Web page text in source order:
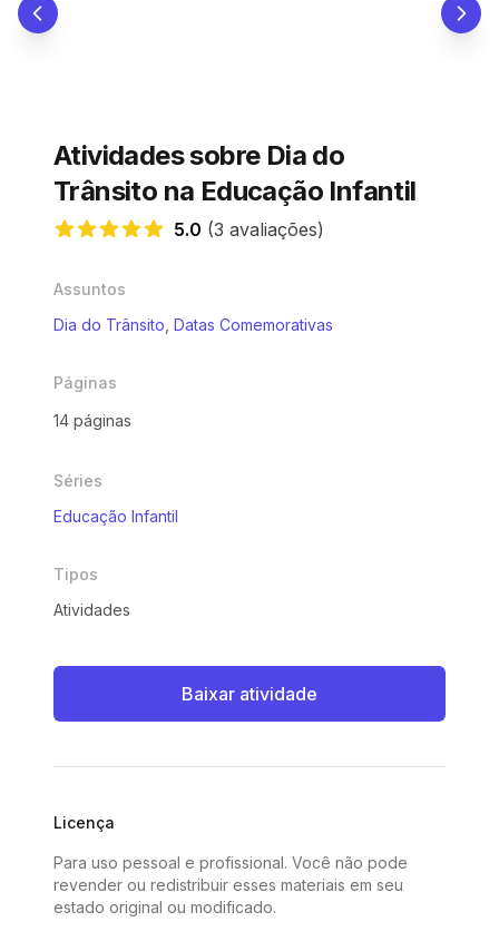
Atividades sobre Dia do
Trânsito na Educação Infantil
5.0 (3 avaliações)
Assuntos
Dia do Trânsito Datas Comemorativas
Páginas
14 páginas
Séries
Educação Infantil
Tipos
Atividades
Baixar atividade
Licença
Para uso pessoal e profissional. Você não pode
revender ou redistribuir esses materiais em seu
estado original ou modificado.